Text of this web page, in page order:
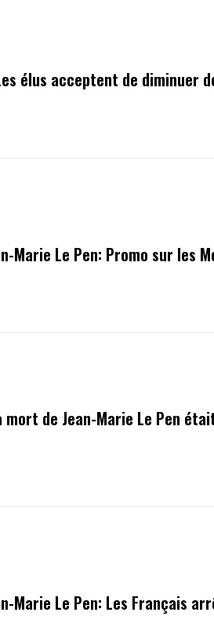
élus acceptent de diminuer
Marie Le Pen: Promo sur les
mort de Jean-Marie Le Pen
Marie Le Pen: Les Français